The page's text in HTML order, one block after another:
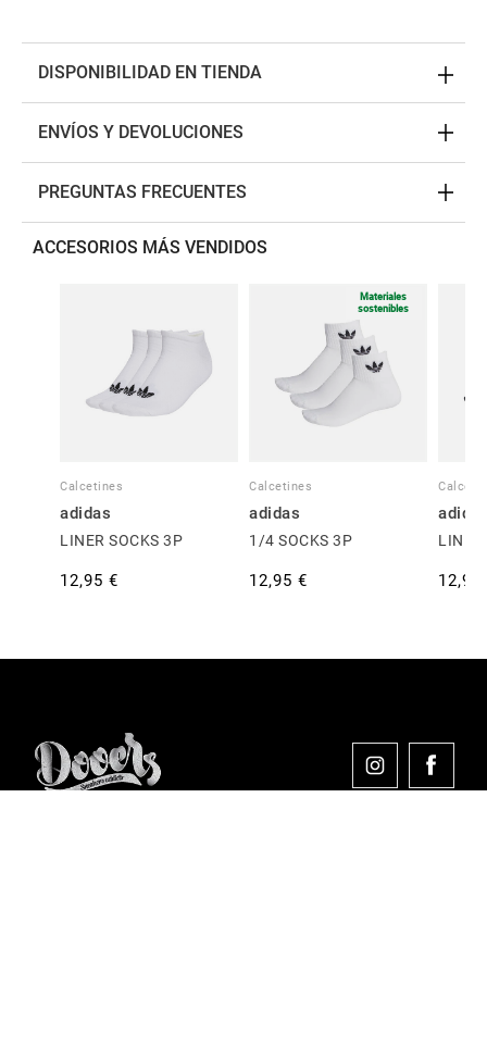
DISPONIBILIDAD EN TIENDA
ENVÍOS Y DEVOLUCIONES
PREGUNTAS FRECUENTES
ACCESORIOS MÁS VENDIDOS
Calcetines
adidas
LINER SOCKS 3P
12,95 €
Materiales
sostenibles
Calcetines
adidas
1/4 SOCKS 3P
12,95 €
LINER
12,95